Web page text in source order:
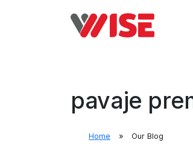
pavaje
Home Our Blog